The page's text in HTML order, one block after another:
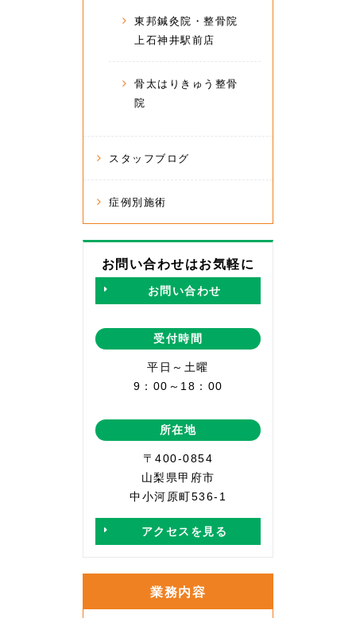
東邦鍼灸院・整骨院
上石神井駅前店
骨太はりきゅう整骨
院
スタッフブログ
症例別施術
お問い合わせはお気軽に
お問い合わせ
受付時間
平日～土曜
9：00～18：00
所在地
〒400-0854
山梨県甲府市
中小河原町536-1
アクセスを見る
業務内容